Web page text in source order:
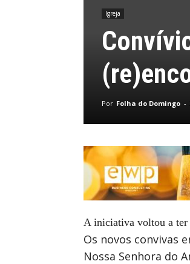
Igreja
Por Folha do Domingo -
A iniciativa voltou a ter
Os novos convivas
Nossa Senhora do